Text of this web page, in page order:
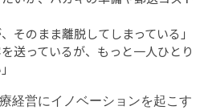
そのまま離脱してしまっている」
送っているが、もっと一人ひとり
経営にイノベーションを起こす